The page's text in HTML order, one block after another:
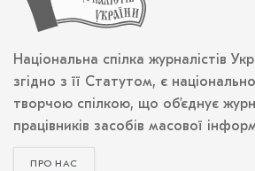
Національна спілка журналістів
згідно з її Статутом, є
творчою спілкою, що об’єднує
працівників засобів масової
ПРО НАС